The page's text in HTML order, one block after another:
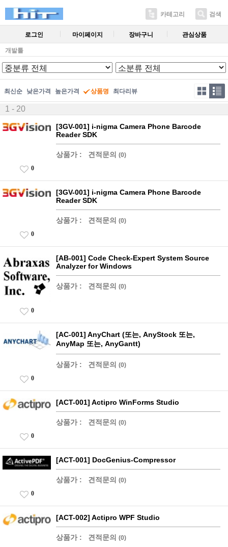
카테고리 검색
로그인 마이페이지 장바구니 관심상품
개발툴
최신순 낮은가격 높은가격 상품명 최다리뷰
1 - 20
[3GV-001] i-nigma Camera Phone Barcode
Reader SDK
상품가 : 견적문의 (0)
0
[3GV-001] i-nigma Camera Phone Barcode
Reader SDK
상품가 : 견적문의 (0)
0
[AB-001] Code Check-Expert System Source
Analyzer for Windows
상품가 : 견적문의 (0)
0
[AC-001] AnyChart (또는, AnyStock 또는,
AnyMap 또는, AnyGantt)
상품가 : 견적문의 (0)
0
[ACT-001] Actipro WinForms Studio
상품가 : 견적문의 (0)
0
[ACT-001] DocGenius-Compressor
상품가 : 견적문의 (0)
0
[ACT-002] Actipro WPF Studio
상품가 : 견적문의 (0)